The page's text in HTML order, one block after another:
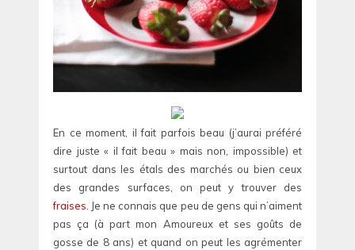
En ce moment, il fait parfois beau (j’aurai préféré
dire juste « il fait beau » mais non, impossible) et
surtout dans les étals des marchés ou bien ceux
des grandes surfaces, on peut y trouver des
fraises. Je ne connais que peu de gens qui n’aiment
pas ça (à part mon Amoureux et ses goûts de
gosse de 8 ans) et quand on peut les agrémenter